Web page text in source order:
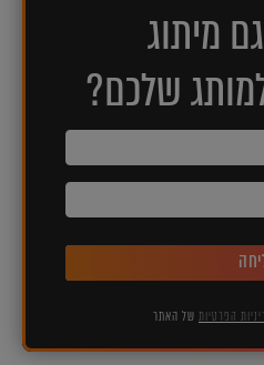
מיתוג
שלכם?
הפרטיות של האתר